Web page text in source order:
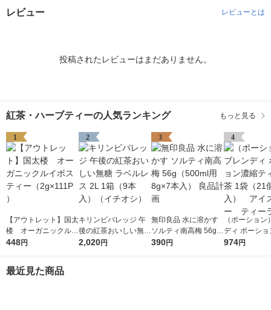
レビュー レビューとは
投稿されたレビューはまだありません。
紅茶・ハーブティーの人気ランキング もっと見る
1
【アウトレット】国太
楼 オーガニックルイ
ボスティー（2g×111P
448円
2
キリンビバレッジ 午
後の紅茶おいしい無糖
ラベルレス 2L 1箱（9
2,020円
3
無印良品 水に溶かす
ソルティ南高梅 56g
（500ml用8g×7本
390円
4
（ポーション
ディ ポーショ
ティー 紅茶 1
974円
最近見た商品